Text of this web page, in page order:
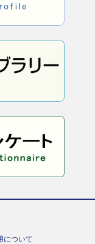
について